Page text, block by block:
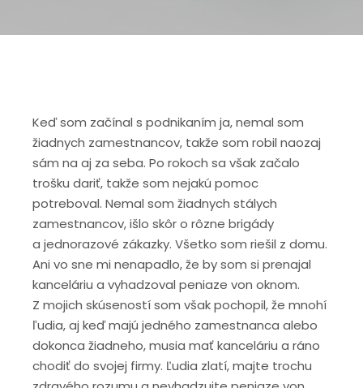
Keď som začínal s podnikaním ja, nemal som
žiadnych zamestnancov, takže som robil naozaj
sám na aj za seba. Po rokoch sa však začalo
trošku dariť, takže som nejakú pomoc
potreboval. Nemal som žiadnych stálych
zamestnancov, išlo skôr o rôzne brigády
a jednorazové zákazky. Všetko som riešil z domu.
Ani vo sne mi nenapadlo, že by som si prenajal
kanceláriu a vyhadzoval peniaze von oknom.
Z mojich skúseností som však pochopil, že mnohí
ľudia, aj keď majú jedného zamestnanca alebo
dokonca žiadneho, musia mať kanceláriu a ráno
chodiť do svojej firmy. Ľudia zlatí, majte trochu